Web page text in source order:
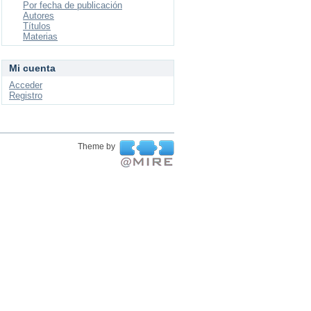
Por fecha de publicación
Autores
Títulos
Materias
Mi cuenta
Acceder
Registro
Theme by